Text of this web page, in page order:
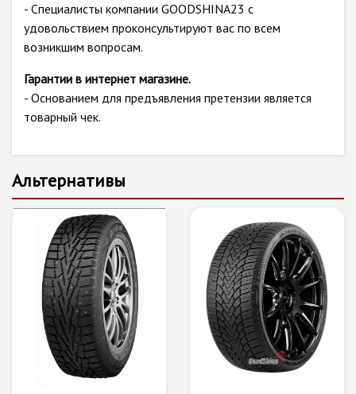
- Специалисты компании GOODSHINA23 с
удовольствием проконсультируют вас по всем
возникшим вопросам.
Гарантии в интернет магазине.
- Основанием для предъявления претензии является
товарный чек.
Альтернативы